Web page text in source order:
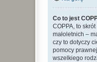
Co to jest
COPPA, to
małoletnich –
czy to dotyczy
pomocy
wszelkiego